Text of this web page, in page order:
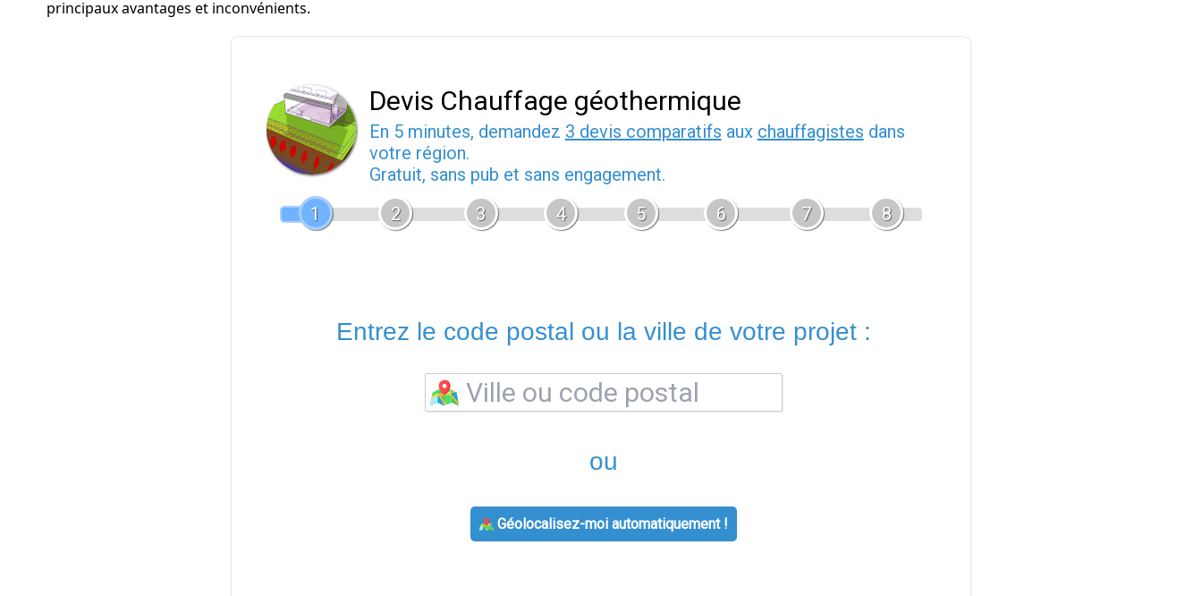
principaux avantages et inconvénients.
Devis Chauffage géothermique
En 5 minutes, demandez 3 devis comparatifs aux chauffagistes dans
votre région.
Gratuit, sans pub et sans engagement.
1
2 3 4 5 6 7 8
Entrez le code postal ou la ville de votre projet :
ou
Géolocalisez-moi automatiquement !